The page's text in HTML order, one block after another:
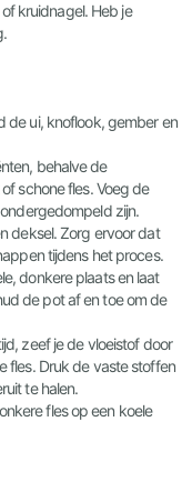
kruidnagel. Heb je
de ui, knoflook, gember en
behalve de
schone fles. Voeg de
zijn.
deksel. Zorg ervoor dat
tijdens het proces.
donkere plaats en laat
de pot af en toe om de
zeef je de vloeistof door
fles. Druk de vaste stoffen
te halen.
fles op een koele